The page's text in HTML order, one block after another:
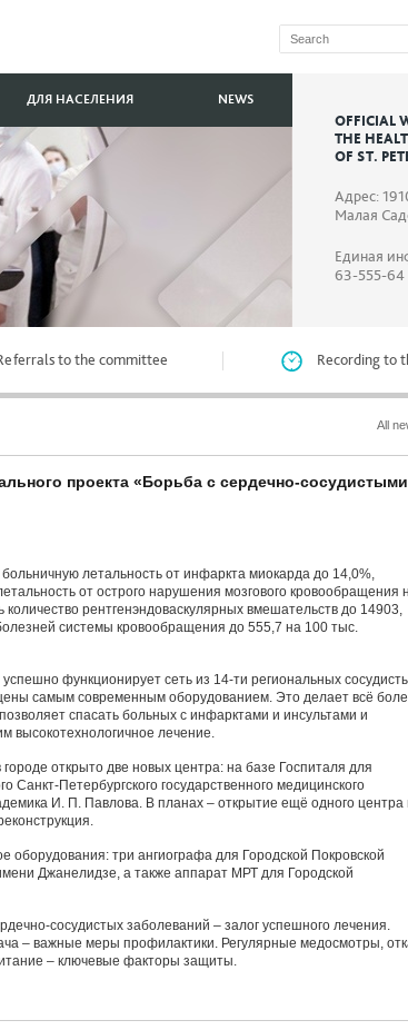
OFFICIAL
THE
OF ST.
Адрес:
Малая
Единая
63-555-64
ДЛЯ НАСЕЛЕНИЯ NEWS
to the committee Recording to
All
проекта «Борьба с сердечно-сосудистыми
больничную летальность от инфаркта миокарда до 14,0%,
от острого нарушения мозгового кровообращения
количество рентгенэндоваскулярных вмешательств до 14903,
системы кровообращения до 555,7 на 100 тыс.
функционирует сеть из 14-ти региональных
самым современным оборудованием. Это делает всё
спасать больных с инфарктами и инсультами и
высокотехнологичное лечение.
открыто две новых центра: на базе Госпиталя для
Санкт-Петербургского государственного медицинского
И. П. Павлова. В планах – открытие ещё одного центра
оборудования: три ангиографа для Городской Покровской
Джанелидзе, а также аппарат МРТ для Городской
сосудистых заболеваний – залог успешного лечения.
– важные меры профилактики. Регулярные медосмотры,
– ключевые факторы защиты.